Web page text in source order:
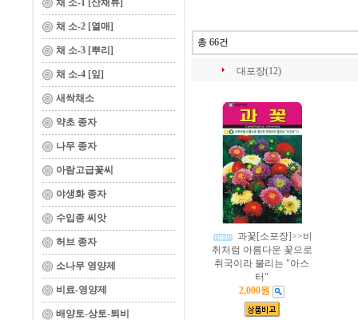
채 소-1 [산채류]
채 소-2 [열매]
채 소-3 [뿌리]
채 소-4 [잎]
새싹채소
약초 종자
나무 종자
아람고급꽃씨
야생화 종자
수입종 씨앗
허브 종자
소나무 영양제
비료-영양제
배양토-상토-퇴비
총 66건
대포장(12)
과꽃[소포장]>>비
취처럼 아름다운 꽃으로
취국이라 불리는 "아스
터"
2,000원